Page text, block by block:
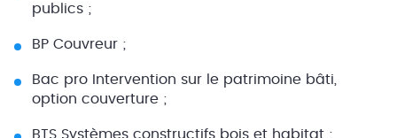
publics ;
BP Couvreur ;
Bac pro Intervention sur le patrimoine bâti,
option couverture ;
BTS Systèmes constructifs bois et habitat ;